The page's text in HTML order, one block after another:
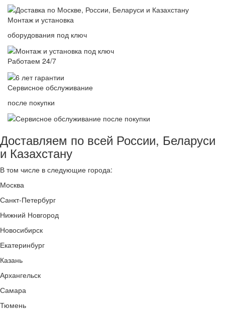
Монтаж и установка
оборудования под ключ
Работаем 24/7
Сервисное обслуживание
после покупки
Доставляем по всей России, Беларуси
и Казахстану
В том числе в следующие города:
Москва
Санкт-Петербург
Нижний Новгород
Новосибирск
Екатеринбург
Казань
Архангельск
Самара
Тюмень